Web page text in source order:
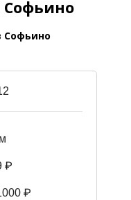
Софьино
Софьино
₽
₽